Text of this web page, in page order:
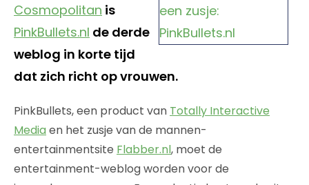
Cosmopolitan is
PinkBullets.nl de derde
weblog in korte tijd
dat zich richt op vrouwen.
PinkBullets, een product van Totally Interactive
Media en het zusje van de mannen-
entertainmentsite Flabber.nl, moet de
entertainment-weblog worden voor de